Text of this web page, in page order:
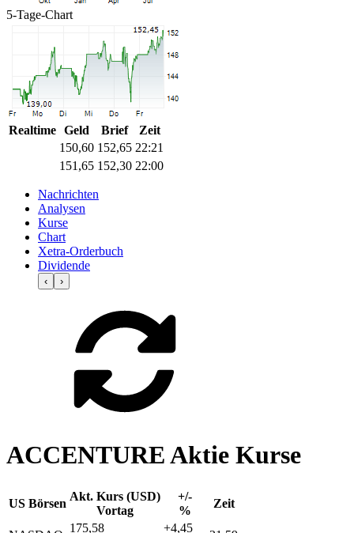
5-Tage-Chart
Realtime Geld Brief
Zeit
150,60 152,65 22:21
151,65 152,30 22:00
Nachrichten
Analysen
Kurse
Chart
Xetra-Orderbuch
Dividende
‹ ›
ACCENTURE Aktie Kurse
US Börsen
Akt. Kurs (USD)
Vortag
+/-
%
Zeit
175,58 +4,45